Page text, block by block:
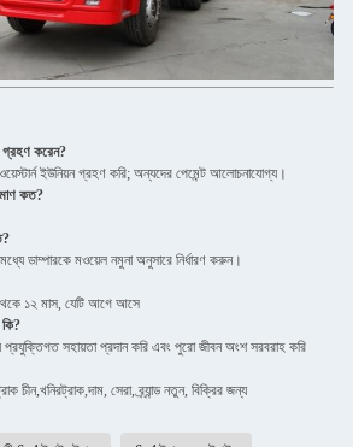
গ্রহণ করেন?
ইউনিয়ন গ্রহণ করি; অন্যদের পেমেন্ট আলোচনাযোগ্য।
কত?
ডাম্পারকে মওয়েল নমুনা অনুসারে নির্ধারণ করুন।
থেকে ১২ মাস, যেটি আগে আসে
সহায়তা প্রদান করি এবং পুরো জীবন অংশ সরবরাহ করি
চীন,খনিরট্রাক,দাম, সেরা, ব্র্যান্ড নতুন, বিক্রির জন্য